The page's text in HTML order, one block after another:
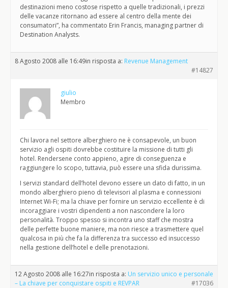
destinazioni meno costose rispetto a quelle tradizionali, i prezzi
delle vacanze ritornano ad essere al centro della mente dei
consumatori”, ha commentato Erin Francis, managing partner di
Destination Analysts.
8 Agosto 2008 alle 16:49in risposta a: Revenue Management
#14827
giulio
Membro
Chi lavora nel settore alberghiero ne è consapevole, un buon
servizio agli ospiti dovrebbe costituire la missione di tutti gli
hotel. Rendersene conto appieno, agire di conseguenza e
raggiungere lo scopo, tuttavia, può essere una sfida durissima.
I servizi standard dell’hotel devono essere un dato di fatto, in un
mondo alberghiero pieno di televisori al plasma e connessioni
Internet Wi-Fi; ma la chiave per fornire un servizio eccellente è di
incoraggiare i vostri dipendenti a non nascondere la loro
personalità. Troppo spesso si incontra uno staff che mostra
delle perfette buone maniere, ma non riesce a trasmettere quel
qualcosa in più che fa la differenza tra successo ed insuccesso
nella gestione dell’hotel e delle prenotazioni.
12 Agosto 2008 alle 16:27in risposta a: Un servizio unico e personale
– La chiave per conquistare ospiti e REVPAR
#17036